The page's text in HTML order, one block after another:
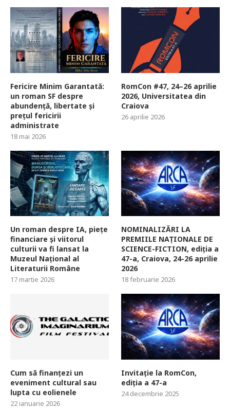
Fericire Minim Garantată:
un roman SF despre
abundență, libertate și
prețul fericirii
administrate
18 mai 2026
RomCon #47, 24–26 aprilie
2026, Universitatea din
Craiova
26 aprilie 2026
Un roman despre IA, piețe
financiare și viitorul
culturii va fi lansat la
Muzeul Național al
Literaturii Române
17 martie 2026
NOMINALIZĂRI LA
PREMIILE NAȚIONALE DE
SCIENCE-FICTION, ediția a
47-a, Craiova, 24-26 aprilie
2026
18 februarie 2026
Cum să finanțezi un
eveniment cultural sau
lupta cu eolienele
22 ianuarie 2026
Invitație la RomCon,
ediția a 47-a
24 decembrie 2025